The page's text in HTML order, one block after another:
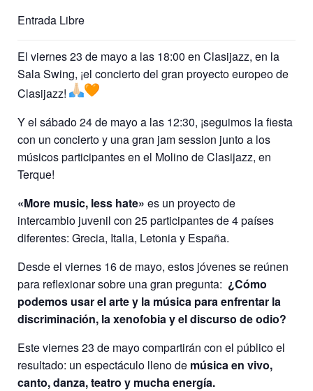
Entrada Libre
El viernes 23 de mayo a las 18:00 en Clasijazz, en la
Sala Swing, ¡el concierto del gran proyecto europeo de
Clasijazz!
Y el sábado 24 de mayo a las 12:30, ¡seguimos la fiesta
con un concierto y una gran jam session junto a los
músicos participantes en el Molino de Clasijazz, en
Terque!
«More music, less hate» es un proyecto de
intercambio juvenil con 25 participantes de 4 países
diferentes: Grecia, Italia, Letonia y España.
Desde el viernes 16 de mayo, estos jóvenes se reúnen
para reflexionar sobre una gran pregunta: ¿Cómo
podemos usar el arte y la música para enfrentar la
discriminación, la xenofobia y el discurso de odio?
Este viernes 23 de mayo compartirán con el público el
resultado: un espectáculo lleno de música en vivo,
canto, danza, teatro y mucha energía.